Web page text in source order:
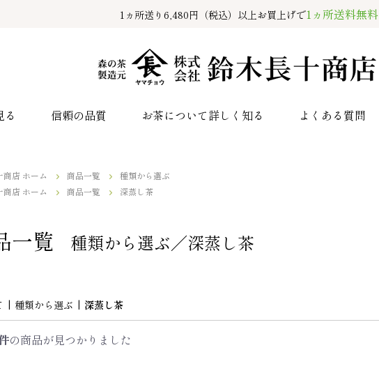
1ヵ所送り6,480円（税込）以上お買上げで1ヵ所送料無料
信頼の品質 お茶について詳しく知る よくある質問
商店 ホーム 商品一覧
種類から選ぶ
商店 ホーム
商品一覧 深蒸し茶
一覧 種類から選ぶ／深蒸し茶
| 種類から選ぶ | 深蒸し茶
の商品が見つかりました